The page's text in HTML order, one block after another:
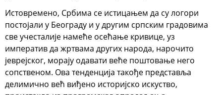
Истовремено, Србима се истицањем да су логори
постојали у Београду и у другим српским градовима
све учесталије намеће осећање кривице, уз
императив да жртвама других народа, нарочито
јеврејског, морају одавати веће поштовање него
сопственом. Ова тенденција такође представља
делимично већ виђено историјско искуство,